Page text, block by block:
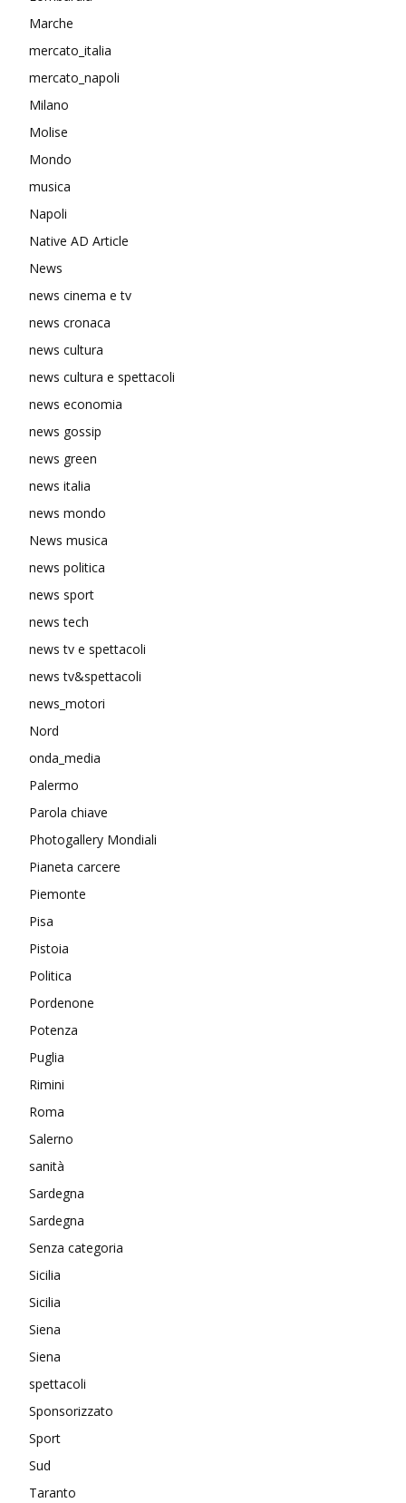
Marche
mercato_italia
mercato_napoli
Milano
Molise
Mondo
musica
Napoli
Native AD Article
News
news cinema e tv
news cronaca
news cultura
news cultura e spettacoli
news economia
news gossip
news green
news italia
news mondo
News musica
news politica
news sport
news tech
news tv e spettacoli
news tv&spettacoli
news_motori
Nord
onda_media
Palermo
Parola chiave
Photogallery Mondiali
Pianeta carcere
Piemonte
Pisa
Pistoia
Politica
Pordenone
Potenza
Puglia
Rimini
Roma
Salerno
sanità
Sardegna
Sardegna
Senza categoria
Sicilia
Sicilia
Siena
Siena
spettacoli
Sponsorizzato
Sport
Sud
Taranto